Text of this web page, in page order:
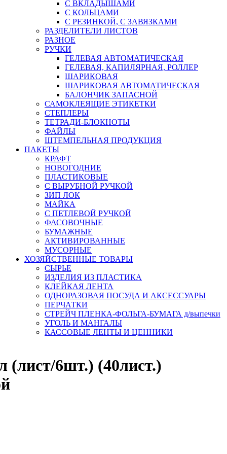
С ВКЛАДЫШАМИ
С КОЛЬЦАМИ
С РЕЗИНКОЙ, С ЗАВЯЗКАМИ
РАЗДЕЛИТЕЛИ ЛИСТОВ
РАЗНОЕ
РУЧКИ
ГЕЛЕВАЯ АВТОМАТИЧЕСКАЯ
ГЕЛЕВАЯ, КАПИЛЯРНАЯ, РОЛЛЕР
ШАРИКОВАЯ
ШАРИКОВАЯ АВТОМАТИЧЕСКАЯ
БАЛОНЧИК ЗАПАСНОЙ
САМОКЛЕЯЩИЕ ЭТИКЕТКИ
СТЕПЛЕРЫ
ТЕТРАДИ-БЛОКНОТЫ
ФАЙЛЫ
ШТЕМПЕЛЬНАЯ ПРОДУКЦИЯ
ПАКЕТЫ
КРАФТ
НОВОГОДНИЕ
ПЛАСТИКОВЫЕ
С ВЫРУБНОЙ РУЧКОЙ
ЗИП ЛОК
МАЙКА
С ПЕТЛЕВОЙ РУЧКОЙ
ФАСОВОЧНЫЕ
БУМАЖНЫЕ
АКТИВИРОВАННЫЕ
МУСОРНЫЕ
ХОЗЯЙСТВЕННЫЕ ТОВАРЫ
СЫРЬЕ
ИЗДЕЛИЯ ИЗ ПЛАСТИКА
КЛЕЙКАЯ ЛЕНТА
ОДНОРАЗОВАЯ ПОСУДА И АКСЕССУАРЫ
ПЕРЧАТКИ
СТРЕЙЧ ПЛЕНКА-ФОЛЬГА-БУМАГА д/выпечки
УГОЛЬ И МАНГАЛЫ
КАССОВЫЕ ЛЕНТЫ И ЦЕННИКИ
(лист/6шт.) (40лист.)